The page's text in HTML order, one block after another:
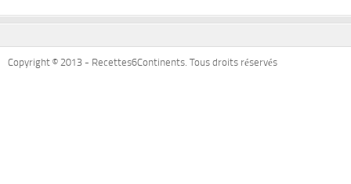
Copyright © 2013 - Recettes6Continents. Tous droits réservés